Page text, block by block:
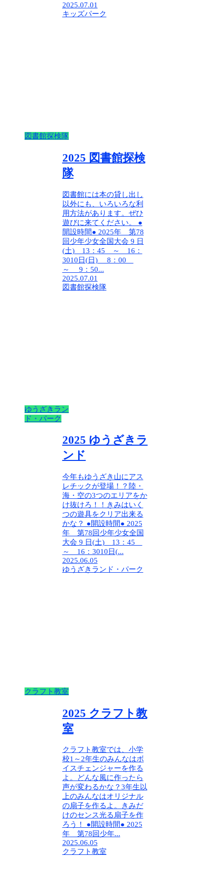
2025.07.01
キッズパーク
図書館探検隊
2025 図書館探検
隊
図書館には本の貸し出し
以外にも、いろいろな利
用方法があります。ぜひ
遊びに来てください。 ●
開設時間● 2025年 第78
回少年少女全国大会 9 日
(土) 13：45 ～ 16：
3010日(日) 8：00
～ 9：50...
2025.07.01
図書館探検隊
ゆうざきラン
ド・パーク
2025 ゆうざきラ
ンド
今年もゆうざき山にアス
レチックが登場！？陸・
海・空の3つのエリアをか
け抜けろ！！きみはいく
つの遊具をクリア出来る
かな？ ●開設時間● 2025
年 第78回少年少女全国
大会 9 日(土) 13：45
～ 16：3010日(...
2025.06.05
ゆうざきランド・パーク
クラフト教室
2025 クラフト教
室
クラフト教室では、小学
校1～2年生のみんなはボ
イスチェンジャーを作る
よ。どんな風に作ったら
声が変わるかな？3年生以
上のみんなはオリジナル
の扇子を作るよ。きみだ
けのセンス光る扇子を作
ろう！ ●開設時間● 2025
年 第78回少年...
2025.06.05
クラフト教室